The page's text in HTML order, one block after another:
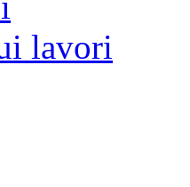
settimanale
lavori